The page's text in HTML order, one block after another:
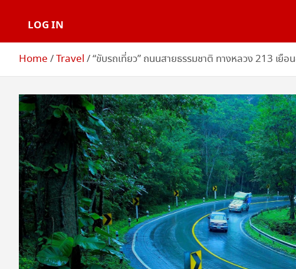
LOG IN
Home Travel “ขับรถเที่ยว” ถนนสายธรรมชาติ ทางหลวง 213 เ